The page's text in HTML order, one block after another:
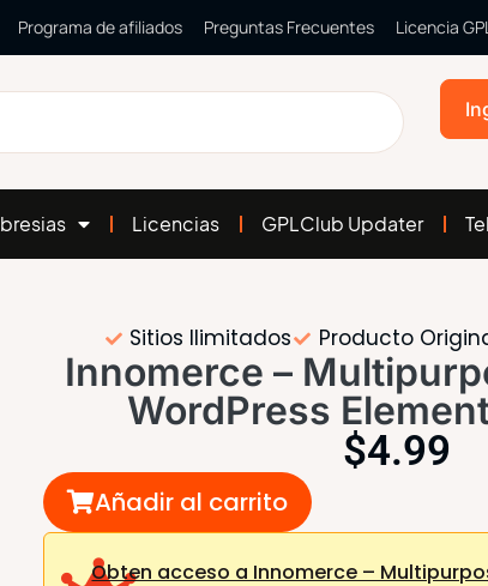
Programa de afiliados Preguntas Frecuentes Licencia
Licencias GPLClub Updater
Sitios Ilimitados Producto
Innomerce –
WordPress
$4.99
Añadir al carrito
Obten acceso a Innomerce –